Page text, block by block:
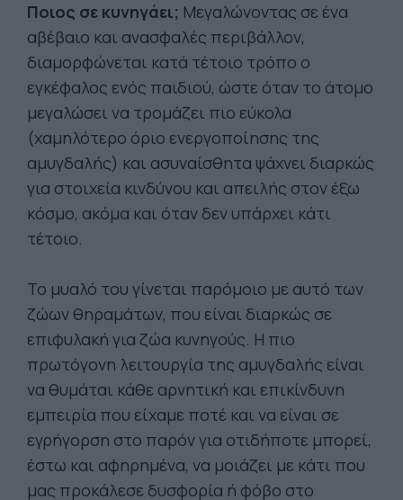
Ποιος σε κυνηγάει; Μεγαλώνοντας σε ένα
αβέβαιο και ανασφαλές περιβάλλον,
διαμορφώνεται κατά τέτοιο τρόπο ο
εγκέφαλος ενός παιδιού, ώστε όταν το άτομο
μεγαλώσει να τρομάζει πιο εύκολα
(χαμηλότερο όριο ενεργοποίησης της
αμυγδαλής) και ασυναίσθητα ψάχνει διαρκώς
για στοιχεία κινδύνου και απειλής στον έξω
κόσμο, ακόμα και όταν δεν υπάρχει κάτι
τέτοιο.
Το μυαλό του γίνεται παρόμοιο με αυτό των
ζώων θηραμάτων, που είναι διαρκώς σε
επιφυλακή για ζώα κυνηγούς. Η πιο
πρωτόγονη λειτουργία της αμυγδαλής είναι
να θυμάται κάθε αρνητική και επικίνδυνη
εμπειρία που είχαμε ποτέ και να είναι σε
εγρήγορση στο παρόν για οτιδήποτε μπορεί,
έστω και αφηρημένα, να μοιάζει με κάτι που
μας προκάλεσε δυσφορία ή φόβο στο